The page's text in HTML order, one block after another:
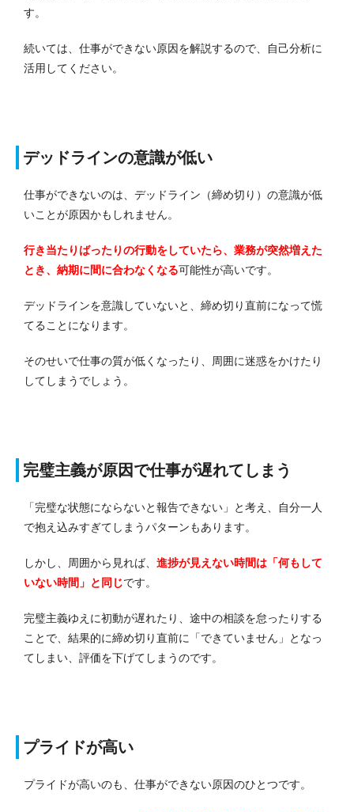
す。
続いては、仕事ができない原因を解説するので、自己分析に
活用してください。
デッドラインの意識が低い
仕事ができないのは、デッドライン（締め切り）の意識が低
いことが原因かもしれません。
行き当たりばったりの行動をしていたら、業務が突然増えた
とき、納期に間に合わなくなる可能性が高いです。
デッドラインを意識していないと、締め切り直前になって慌
てることになります。
そのせいで仕事の質が低くなったり、周囲に迷惑をかけたり
してしまうでしょう。
完璧主義が原因で仕事が遅れてしまう
「完璧な状態にならないと報告できない」と考え、自分一人
で抱え込みすぎてしまうパターンもあります。
しかし、周囲から見れば、 進捗が見えない時間は「何もして
いない時間」と同じです。
完璧主義ゆえに初動が遅れたり、途中の相談を怠ったりする
ことで、結果的に締め切り直前に「できていません」となっ
てしまい、評価を下げてしまうのです。
プライドが高い
プライドが高いのも、仕事ができない原因のひとつです。